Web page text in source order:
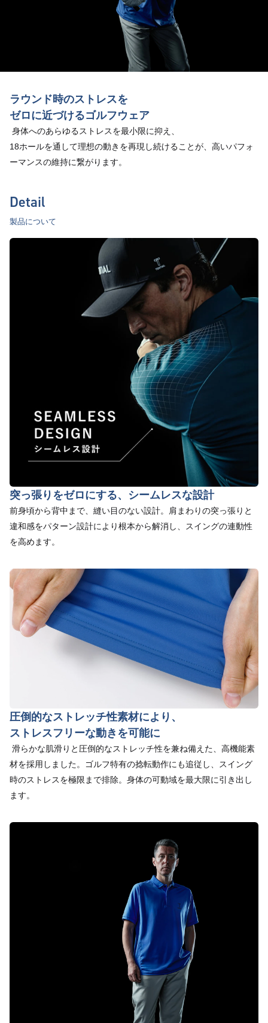
ラウンド時のストレスを
ゼロに近づけるゴルフウェア
身体へのあらゆるストレスを最小限に抑え、
18ホールを通して理想の動きを再現し続けることが、高いパフォ
ーマンスの維持に繋がります。
Detail
製品について
突っ張りをゼロにする、シームレスな設計
前身頃から背中まで、縫い目のない設計。肩まわりの突っ張りと
違和感をパターン設計により根本から解消し、スイングの連動性
を高めます。
圧倒的なストレッチ性素材により、
ストレスフリーな動きを可能に
滑らかな肌滑りと圧倒的なストレッチ性を兼ね備えた、高機能素
材を採用しました。ゴルフ特有の捻転動作にも追従し、スイング
時のストレスを極限まで排除。身体の可動域を最大限に引き出し
ます。